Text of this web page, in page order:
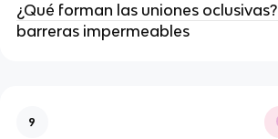
¿Qué forman las uniones oclusivas?
barreras impermeables
9